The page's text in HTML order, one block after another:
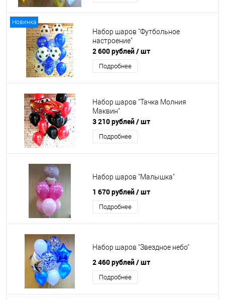
Новинка
Набор шаров "Футбольное
настроение"
2 600 рублей/ шт
Подробнее
Набор шаров "Тачка Молния
Маквин"
3 210 рублей/ шт
Подробнее
Набор шаров "Малышка"
1 670 рублей/ шт
Подробнее
Набор шаров "Звездное небо"
2 460 рублей/ шт
Подробнее